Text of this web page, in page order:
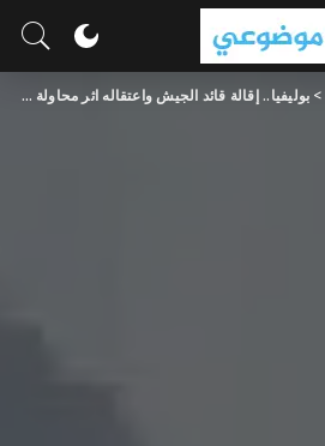
> بوليفيا.. إقالة قائد الجيش واعتقاله اثر محاولة انقلاب